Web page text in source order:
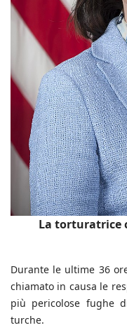
La torturatrice
Durante le ultime 36
chiamato in causa le
più pericolose fughe
turche.